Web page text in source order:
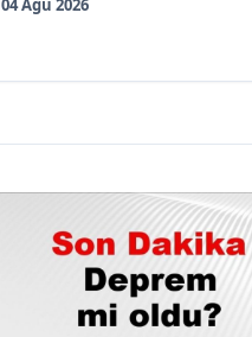
04 Ağu 2026